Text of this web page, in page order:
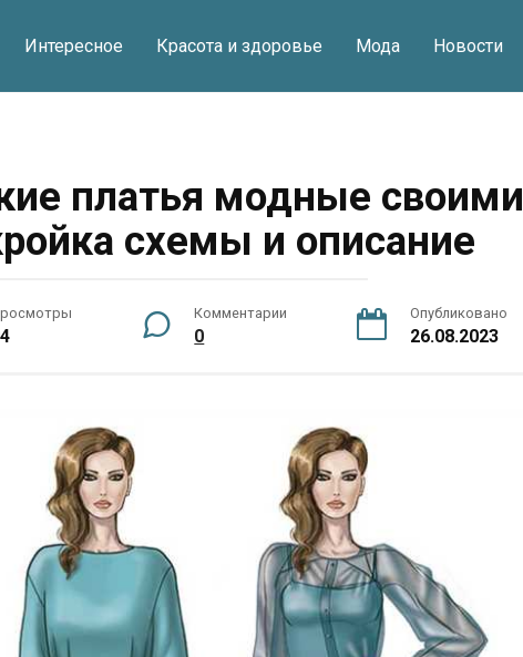
Интересное Красота и здоровье Мода Новости
платья модные своими
схемы и описание
Комментарии
0
Опубликовано
26.08.2023